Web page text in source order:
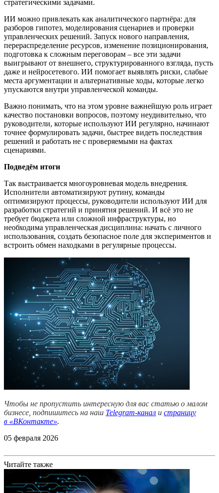
стратегическими задачами.
ИИ можно привлекать как аналитического партнёра: для
разборов гипотез, моделирования сценариев и проверки
управленческих решений. Запуск нового направления,
перераспределение ресурсов, изменение позиционирования,
подготовка к сложным переговорам – все эти задачи
выигрывают от внешнего, структурированного взгляда, пусть
даже и нейросетевого. ИИ помогает выявлять риски, слабые
места аргументации и альтернативные ходы, которые легко
упускаются внутри управленческой команды.
Важно понимать, что на этом уровне важнейшую роль играет
качество постановки вопросов, поэтому неудивительно, что
руководители, которые используют ИИ регулярно, начинают
точнее формулировать задачи, быстрее видеть последствия
решений и работать не с проверяемыми на фактах
сценариями.
Подведём итоги
Так выстраивается многоуровневая модель внедрения.
Исполнители автоматизируют рутину, команды
оптимизируют процессы, руководители используют ИИ для
разработки стратегий и принятия решений. И всё это не
требует бюджета или сложной инфраструктуры, но
необходима управленческая дисциплина: начать с личного
использования, создать безопасное поле для экспериментов и
встроить обмен находками в регулярные процессы.
Чтобы не пропустить интересную для вас статью о малом
бизнесе, подпишитесь на наш Telegram-канал и страницу
в «ВКонтакте».
05 февраля 2026
Читайте также